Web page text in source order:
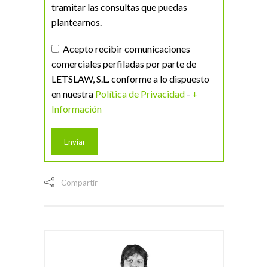
tramitar las consultas que puedas
plantearnos.
Acepto recibir comunicaciones
comerciales perfiladas por parte de
LETSLAW, S.L. conforme a lo dispuesto
en nuestra Política de Privacidad - +
Información
Compartir